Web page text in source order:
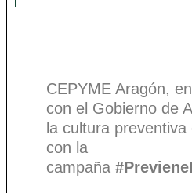
CEPYME Aragón,
con el Gobierno de
la cultura
con la
campaña